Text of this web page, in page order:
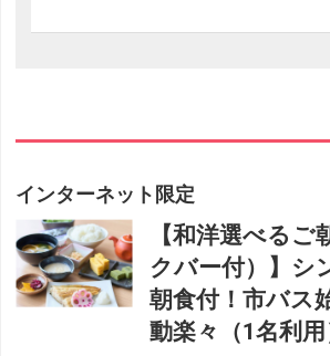
インターネット限定
【和洋選べるご
クバー付）】シ
朝食付！市バス
動楽々（1名利用